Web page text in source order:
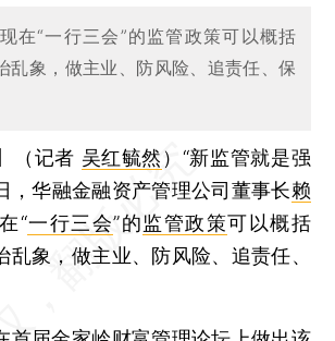
在“一行三会”的监管政策可以概括
乱象，做主业、防风险、追责任、保
（记者 吴红毓然） “新监管就是强
，华融金融资产管理公司董事长赖
“一行三会”的监管政策可以概括
乱象，做主业、防风险、追责任、